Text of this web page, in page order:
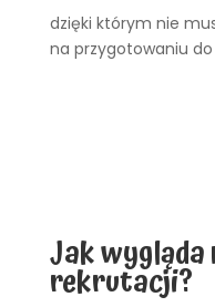
dzięki którym nie
na przygotowaniu
Jak wygląda
rekrutacji?